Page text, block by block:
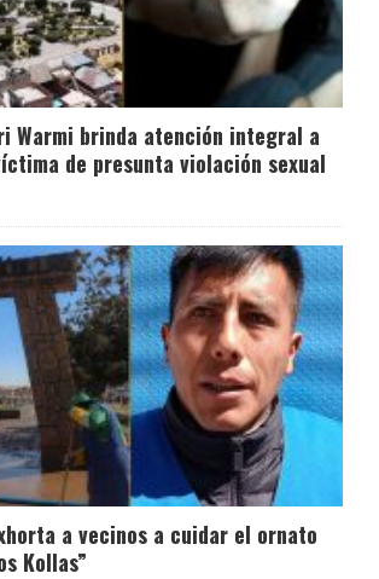
Warmi brinda atención integral a
de presunta violación sexual
a vecinos a cuidar el ornato
Kollas”